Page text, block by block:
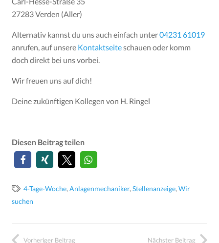
27283 Verden (Aller)
Alternativ kannst du uns auch einfach unter04231 61019
anrufen, auf unsere Kontaktseiteschauen oder komm
doch direkt bei uns vorbei.
Wir freuen uns auf dich!
Deine zukünftigen Kollegen von H. Ringel
Diesen Beitrag teilen
4-Tage-Woche, Anlagenmechaniker, Stellenanzeige, Wir
suchen
Vorheriger Beitrag Nächster Beitrag